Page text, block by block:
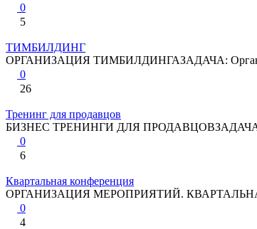
0
5
ТИМБИЛДИНГ
ОРГАНИЗАЦИЯ ТИМБИЛДИНГАЗАДАЧА:
0
26
Тренинг для продавцов
БИЗНЕС ТРЕНИНГИ ДЛЯ ПРОДАВЦОВЗАДАЧА:
0
6
Квартальная конференция
ОРГАНИЗАЦИЯ МЕРОПРИЯТИЙ.
0
4